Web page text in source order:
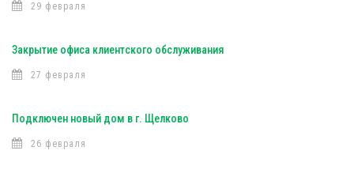
29 февраля
Закрытие офиса клиентского обслуживания
27 февраля
Подключен новый дом в г. Щелково
26 февраля